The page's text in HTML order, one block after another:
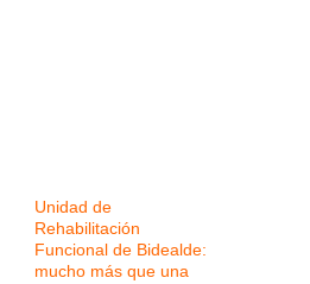
Unidad de
Rehabilitación
Funcional de Bidealde:
mucho más que una